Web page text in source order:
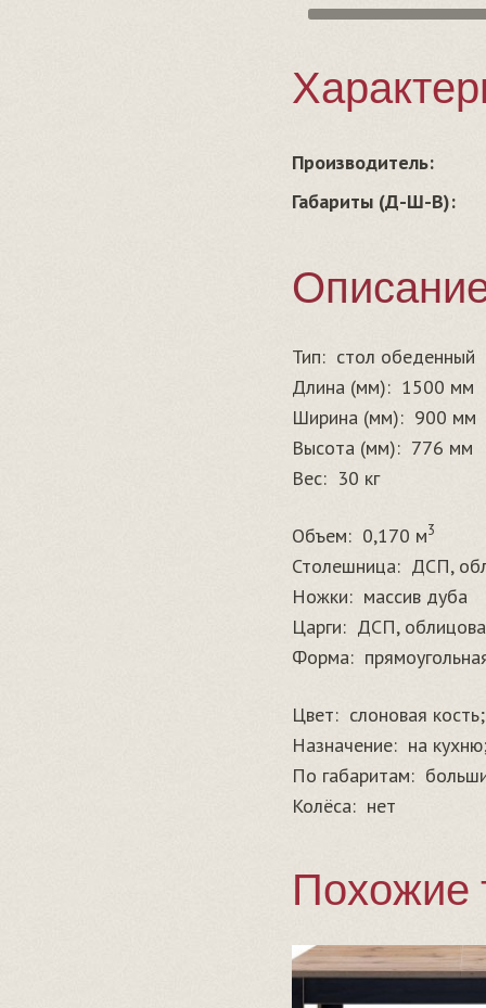
Производитель:
Габариты (Д-Ш-В):
Тип: стол обеденный
Длина (мм): 1500 мм
Ширина (мм): 900 мм
Высота (мм): 776 мм
Вес: 30 кг
Объем: 0,170 м3
Столешница: ДСП,
Ножки: массив дуба
Царги: ДСП,
Форма:
Цвет: слоновая
Назначение: на
По габаритам:
Колёса: нет
Похожие